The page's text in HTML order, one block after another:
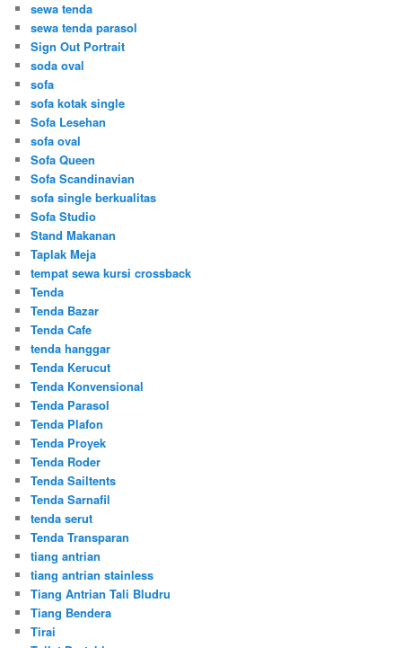
sewa tenda
sewa tenda parasol
Sign Out Portrait
soda oval
sofa
sofa kotak single
Sofa Lesehan
sofa oval
Sofa Queen
Sofa Scandinavian
sofa single berkualitas
Sofa Studio
Stand Makanan
Taplak Meja
tempat sewa kursi crossback
Tenda
Tenda Bazar
Tenda Cafe
tenda hanggar
Tenda Kerucut
Tenda Konvensional
Tenda Parasol
Tenda Plafon
Tenda Proyek
Tenda Roder
Tenda Sailtents
Tenda Sarnafil
tenda serut
Tenda Transparan
tiang antrian
tiang antrian stainless
Tiang Antrian Tali Bludru
Tiang Bendera
Tirai